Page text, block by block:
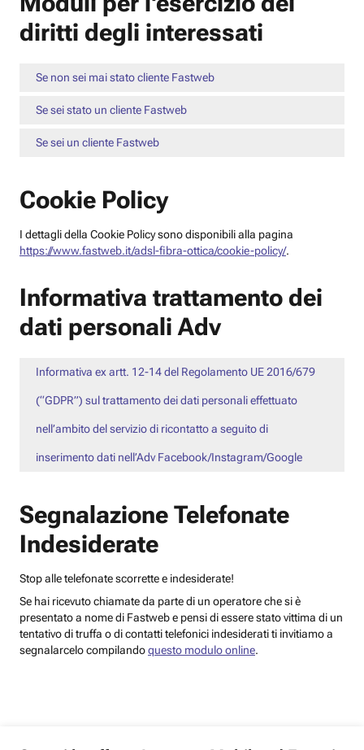
diritti degli interessati
Se non sei mai stato cliente Fastweb
Se sei stato un cliente Fastweb
Se sei un cliente Fastweb
Cookie Policy
I dettagli della Cookie Policy sono disponibili alla pagina
https://www.fastweb.it/adsl-fibra-ottica/cookie-policy/.
Informativa trattamento dei
dati personali Adv
Informativa ex artt. 12-14 del Regolamento UE 2016/679
(“GDPR”) sul trattamento dei dati personali effettuato
nell’ambito del servizio di ricontatto a seguito di
inserimento dati nell’Adv Facebook/Instagram/Google
Segnalazione Telefonate
Indesiderate
Stop alle telefonate scorrette e indesiderate!
Se hai ricevuto chiamate da parte di un operatore che si è
presentato a nome di Fastweb e pensi di essere stato vittima di un
tentativo di truffa o di contatti telefonici indesiderati ti invitiamo a
segnalarcelo compilandoquesto modulo online.